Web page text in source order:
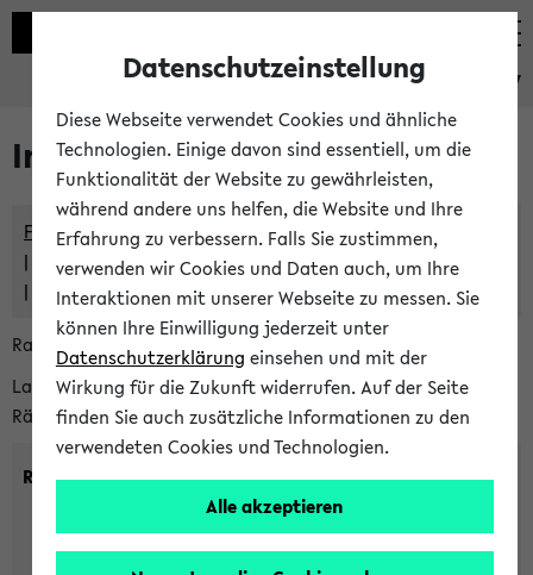
eKVV
Im eKVV verwaltete Räume
Freie Räume und Veranstaltungsüberschneidungen
Raumüberschneidungen
Hinweise der zentralen Raumvergabe
Raumanfragen:
raumvergabe@uni-bielefeld.de
Lassen Sie sich alle Räume anzeigen oder suchen Sie nach
Räumen mit bestimmten Eigenschaften:
Raumkriterien:
Datenschutzeinstellung
Diese Webseite verwendet Cookies und ähnliche
Technologien. Einige davon sind essentiell, um die
Funktionalität der Website zu gewährleisten,
während andere uns helfen, die Website und Ihre
Erfahrung zu verbessern. Falls Sie zustimmen,
verwenden wir Cookies und Daten auch, um Ihre
Interaktionen mit unserer Webseite zu messen. Sie
können Ihre Einwilligung jederzeit unter
Datenschutzerklärung einsehen und mit der
Wirkung für die Zukunft widerrufen. Auf der Seite
finden Sie auch zusätzliche Informationen zu den
verwendeten Cookies und Technologien.
Alle akzeptieren